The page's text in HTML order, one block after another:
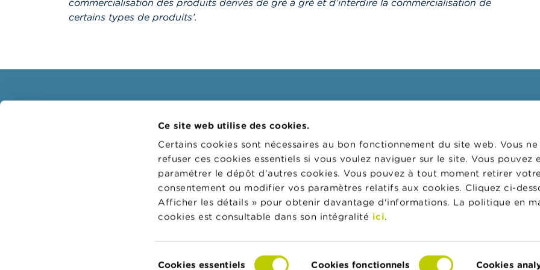
Ce site web utilise des cookies.
Certains cookies sont nécessaires au bon fonctionnement du site web. Vous
refuser ces cookies essentiels si vous voulez naviguer sur le site. Vous pouvez
paramétrer le dépôt d’autres cookies. Vous pouvez à tout moment retirer votre
consentement ou modifier vos paramètres relatifs aux cookies. Cliquez ci-
Afficher les détails » pour obtenir davantage d'informations. La politique en
cookies est consultable dans son intégralité ici.
Cookies essentiels Cookies fonctionnels Cookies
certains types de produits’.
Mises en garde & sanctions
Attention aux fraudes
Thèmes
Guichet digital
Sanctions administratives
Collège de supervision des
réviseurs d'entreprises (CSR)
Actualités et Mises en garde
Liens
Contact